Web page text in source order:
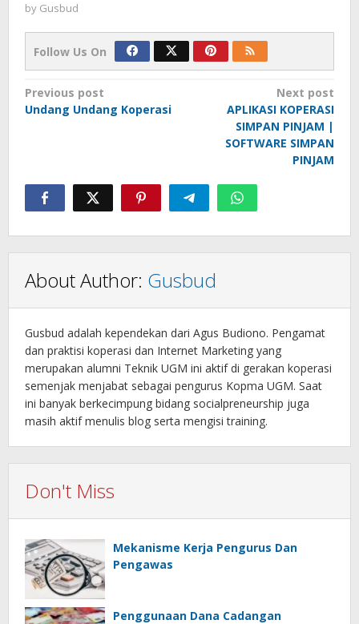
by Gusbud
Follow Us On
Post
navigation
Previous post
Undang Undang Koperasi
Next post
APLIKASI KOPERASI
SIMPAN PINJAM |
SOFTWARE SIMPAN
PINJAM
About Author: Gusbud
Gusbud adalah kependekan dari Agus Budiono. Pengamat
dan praktisi koperasi dan Internet Marketing yang
merupakan alumni Teknik UGM ini aktif di gerakan koperasi
semenjak menjabat sebagai pengurus Kopma UGM. Saat
ini banyak berkecimpung bidang socialpreneurship juga
masih aktif menulis blog serta mengisi training.
Don't Miss
Mekanisme Kerja Pengurus Dan
Pengawas
Penggunaan Dana Cadangan